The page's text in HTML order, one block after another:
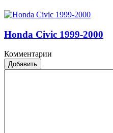
Honda Civic 1999-2000
Комментарии
Добавить